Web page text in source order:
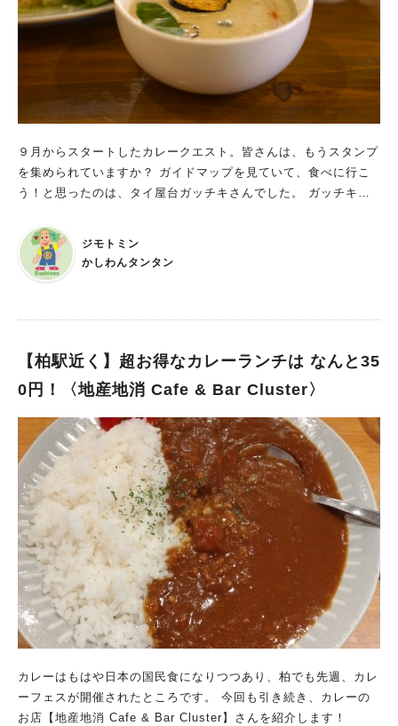
９月からスタートしたカレークエスト。皆さんは、もうスタンプ
を集められていますか？ ガイドマップを見ていて、食べに行こ
う！と思ったのは、タイ屋台ガッチキさんでした。 ガッチキさ
思っていたのです。
ジモトミン
かしわんタンタン
【柏駅近く】超お得なカレーランチは なんと35
0円！〈地産地消 Cafe & Bar Cluster〉
カレーはもはや日本の国民食になりつつあり、柏でも先週、カレ
ーフェスが開催されたところです。 今回も引き続き、カレーの
お店【地産地消 Cafe & Bar Cluster】さんを紹介します！
人気のキーワード
#イベント #公園#教えたい／教えて投稿記事
#教えたい/こんなの見つけた